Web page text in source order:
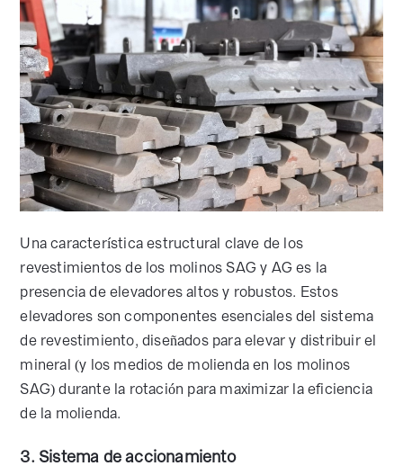
Una característica estructural clave de los
revestimientos de los molinos SAG y AG es la
presencia de elevadores altos y robustos. Estos
elevadores son componentes esenciales del sistema
de revestimiento, diseñados para elevar y distribuir el
mineral (y los medios de molienda en los molinos
SAG) durante la rotación para maximizar la eficiencia
de la molienda.
3. Sistema de accionamiento